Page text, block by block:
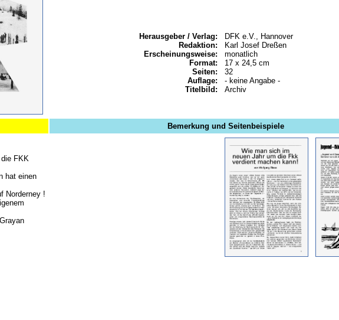
Herausgeber / Verlag:
Redaktion:
Erscheinungsweise:
Format:
Seiten:
Auflage:
Titelbild:
DFK e.V., Hannover
Karl Josef Dreßen
monatlich
17 x 24,5 cm
32
- keine Angabe -
Archiv
Bemerkung und Seitenbeispiele
FKK
hat einen
Norderney !